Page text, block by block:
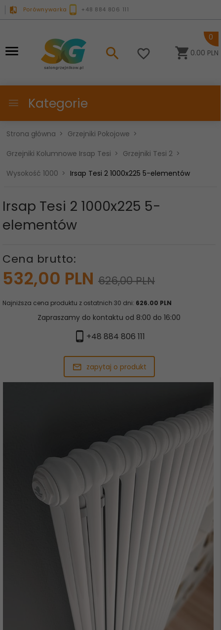
Porównywarka +48 884 806 111
0.00 PLN
0
Kategorie
Strona główna
Grzejniki Pokojowe
Grzejniki Kolumnowe Irsap Tesi
Grzejniki Tesi 2
Wysokość 1000
Irsap Tesi 2 1000x225 5-elementów
Irsap Tesi 2 1000x225 5-
elementów
Cena brutto:
532,00 PLN 626,00 PLN
Najniższa cena produktu z ostatnich 30 dni: 626.00 PLN
Zapraszamy do kontaktu od 8:00 do 16:00
+48 884 806 111
zapytaj o produkt